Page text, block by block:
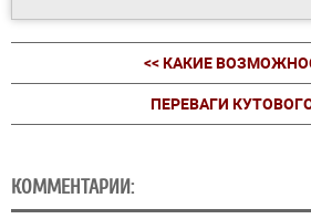
<< КАКИЕ
ПЕРЕВАГИ
КОММЕНТАРИИ: